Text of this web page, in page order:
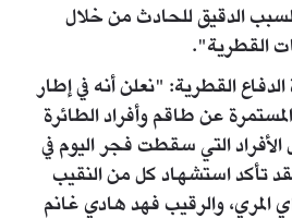
الدقيق للحادث من خلال
القطرية".
القطرية: "نعلن أنه في إطار
عن طاقم وأفراد الطائرة
التي سقطت فجر اليوم في
فقد تأكد استشهاد كل من النقيب
المري، والرقيب فهد هادي غانم